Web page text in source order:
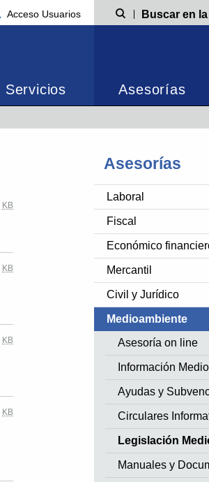
Acceso Usuarios Búsqueda
Servicios Asesorías
Asesorías
Laboral
Fiscal
Económico
Mercantil
Civil y Jurídico
Medioambiente
Asesoría on line
Información
Ayudas y
Circulares
Legislación
Manuales y
KB
KB
KB
KB